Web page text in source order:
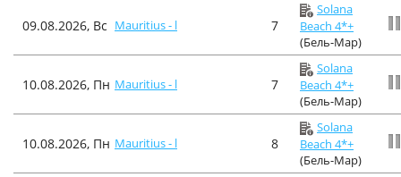
09.08.2026, Вс Mauritius - l 7
Solana
Beach 4*+
(Бель-Мар)
10.08.2026, Пн Mauritius - l 7
Solana
Beach 4*+
(Бель-Мар)
10.08.2026, Пн Mauritius - l 8
Solana
Beach 4*+
(Бель-Мар)